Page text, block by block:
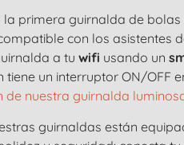
la primera guirnalda de
con los asistentes
a tuwifi usando un
tiene un interruptor ON/OFF
de nuestra guirnalda
guirnaldas están